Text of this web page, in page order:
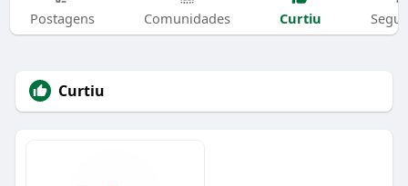
Postagens Comunidades Curtiu
Curtiu